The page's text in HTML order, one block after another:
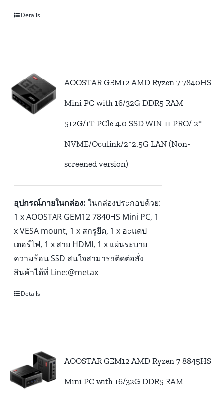
Details
AOOSTAR GEM12 AMD Ryzen 7 7840HS
Mini PC with 16/32G DDR5 RAM
512G/1T PCle 4.0 SSD WIN 11 PRO/ 2*
NVME/Oculink/2*2.5G LAN (Non-
screened version)
อุปกรณ์ภายในกล่อง: ในกล่องประกอบด้วย:
1 x AOOSTAR GEM12 7840HS Mini PC, 1
x VESA mount, 1 x สกรูยึด, 1 x อะแดป
เตอร์ไฟ, 1 x สาย HDMI, 1 x แผ่นระบาย
ความร้อน SSD สนใจสามารถติดต่อสั่ง
สินค้าได้ที่ Line:@metax
Details
AOOSTAR GEM12 AMD Ryzen 7 8845HS
Mini PC with 16/32G DDR5 RAM